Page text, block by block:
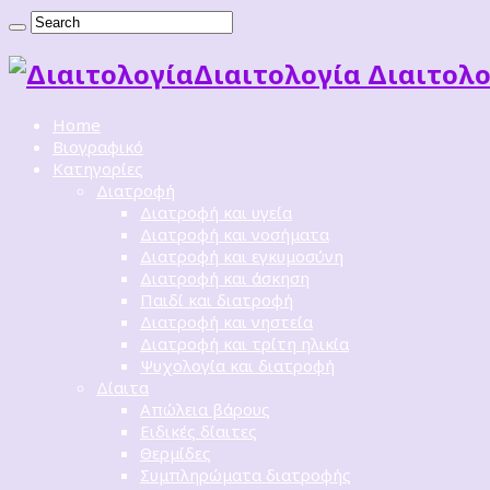
Διαιτoλογία
Home
Βιογραφικό
Κατηγορίες
Διατροφή
Διατροφή και υγεία
Διατροφή και νοσήματα
Διατροφή και εγκυμοσύνη
Διατροφή και άσκηση
Παιδί και διατροφή
Διατροφή και νηστεία
Διατροφή και τρίτη ηλικία
Ψυχολογία και διατροφή
Δίαιτα
Απώλεια βάρους
Ειδικές δίαιτες
Θερμίδες
Συμπληρώματα διατροφής